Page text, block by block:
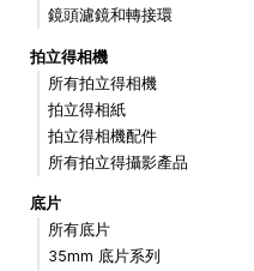
鏡頭濾鏡和轉接環
拍立得相機
所有拍立得相機
拍立得相紙
拍立得相機配件
所有拍立得攝影產品
底片
所有底片
35mm 底片系列